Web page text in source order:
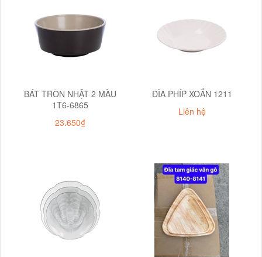
BÁT TRÒN NHẬT 2 MÀU
1T6-6865
23.650₫
ĐĨA PHÍP XOẮN 1211
Liên hệ